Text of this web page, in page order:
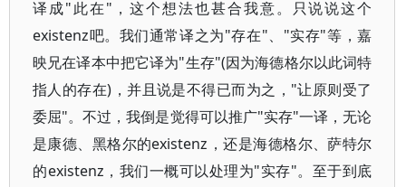
译成"此在"，这个想法也甚合我意。只说说这个
existenz吧。我们通常译之为"存在"、"实存"等，嘉
映兄在译本中把它译为"生存"(因为海德格尔以此词特
指人的存在)，并且说是不得已而为之，"让原则受了
委屈"。不过，我倒是觉得可以推广"实存"一译，无论
是康德、黑格尔的existenz，还是海德格尔、萨特尔
的existenz，我们一概可以处理为"实存"。至于到底